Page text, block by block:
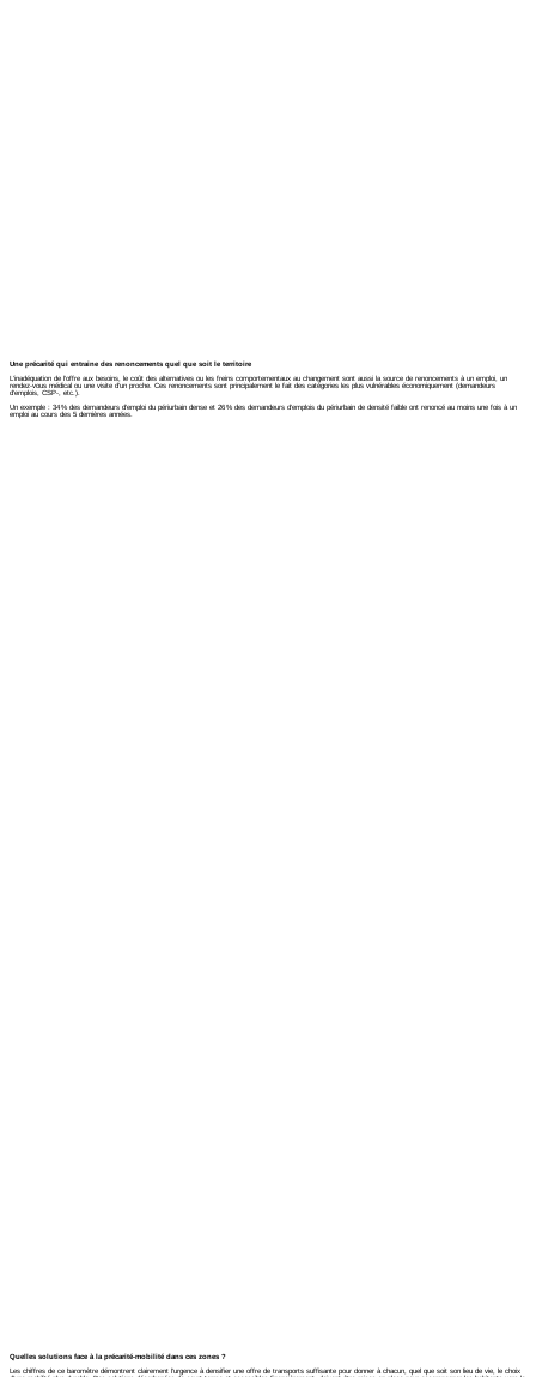
Une précarité qui entraine des renoncements quel que soit le territoire
L’inadéquation de l’offre aux besoins, le coût des alternatives ou les freins comportementaux au changement sont aussi la source de renoncements à un emploi, un
rendez-vous médical ou une visite d’un proche. Ces renoncements sont principalement le fait des catégories les plus vulnérables économiquement (demandeurs
d’emplois, CSP-, etc.).
Un exemple : 34 % des demandeurs d’emploi du périurbain dense et 26 % des demandeurs d’emplois du périurbain de densité faible ont renoncé au moins une fois à un
emploi au cours des 5 dernières années.
Quelles solutions face à la précarité-mobilité dans ces zones ?
Les chiffres de ce baromètre démontrent clairement l’urgence à densifier une offre de transports suffisante pour donner à chacun, quel que soit son lieu de vie, le choix